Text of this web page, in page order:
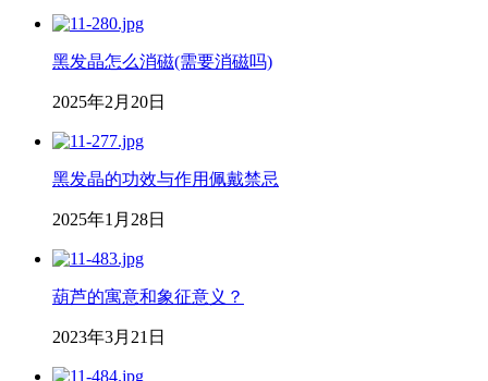
黑发晶怎么消磁(需要消磁吗)
2025年2月20日
黑发晶的功效与作用佩戴禁忌
2025年1月28日
葫芦的寓意和象征意义？
2023年3月21日